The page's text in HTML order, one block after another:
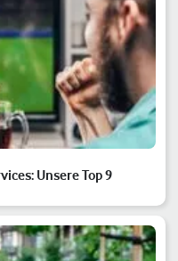
Unsere Top 9